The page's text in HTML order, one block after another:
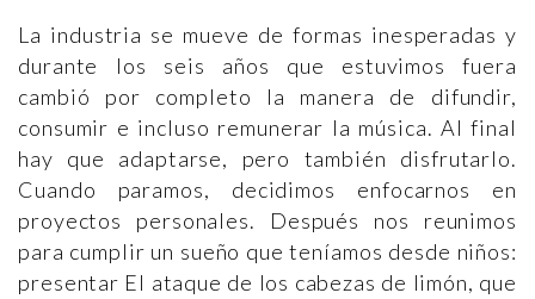
La industria se mueve de formas inesperadas y
durante los seis años que estuvimos fuera
cambió por completo la manera de difundir,
consumir e incluso remunerar la música. Al final
hay que adaptarse, pero también disfrutarlo.
Cuando paramos, decidimos enfocarnos en
proyectos personales. Después nos reunimos
para cumplir un sueño que teníamos desde niños:
presentar El ataque de los cabezas de limón, que